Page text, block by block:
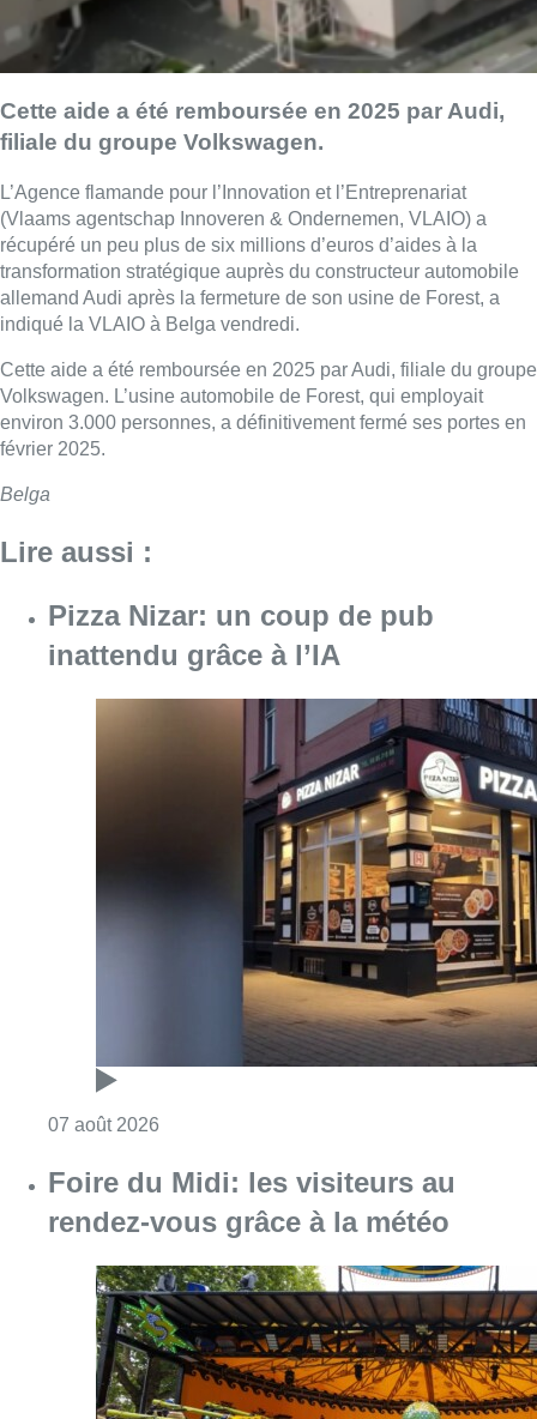
Cette aide a été remboursée en 2025 par Audi,
filiale du groupe Volkswagen.
L’Agence flamande pour l’Innovation et l’Entreprenariat
(Vlaams agentschap Innoveren & Ondernemen, VLAIO) a
récupéré un peu plus de six millions d’euros d’aides à la
transformation stratégique auprès du constructeur automobile
allemand Audi après la fermeture de son usine de Forest, a
indiqué la VLAIO à Belga vendredi.
Cette aide a été remboursée en 2025 par Audi, filiale du groupe
Volkswagen. L’usine automobile de Forest, qui employait
environ 3.000 personnes, a définitivement fermé ses portes en
février 2025.
Belga
Lire aussi :
Pizza Nizar: un coup de pub
inattendu grâce à l’IA
07 août 2026
Foire du Midi: les visiteurs au
rendez-vous grâce à la météo